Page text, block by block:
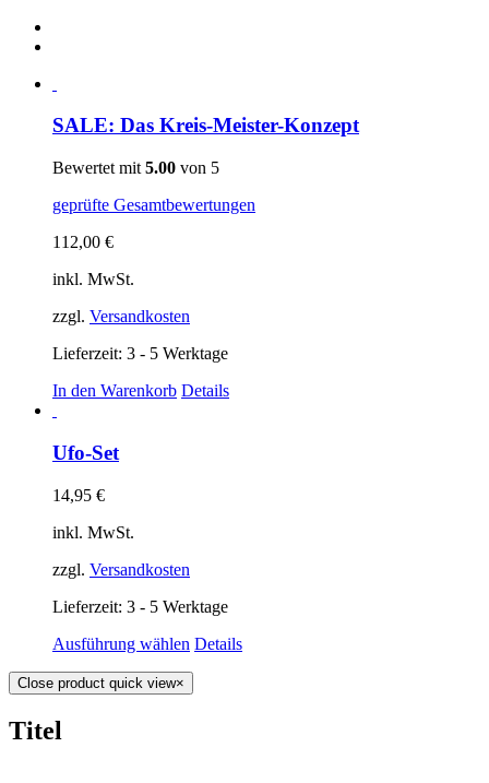
SALE: Das Kreis-Meister-Konzept
Bewertet mit 5.00 von 5
geprüfte Gesamtbewertungen
112,00 €
inkl. MwSt.
zzgl. Versandkosten
Lieferzeit: 3 - 5 Werktage
In den Warenkorb Details
Ufo-Set
14,95 €
inkl. MwSt.
zzgl. Versandkosten
Lieferzeit: 3 - 5 Werktage
Ausführung wählen Details
Close product quick view×
Titel